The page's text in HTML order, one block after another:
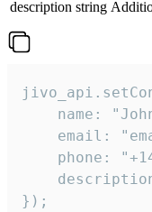
description string
name:
email:
phone:
});